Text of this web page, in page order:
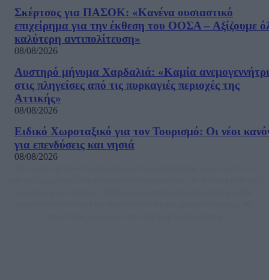
Σκέρτσος για ΠΑΣΟΚ: «Κανένα ουσιαστικό
επιχείρημα για την έκθεση του ΟΟΣΑ – Αξίζουμε
καλύτερη αντιπολίτευση»
08/08/2026
Αυστηρό μήνυμα Χαρδαλιά: «Καμία
στις πληγείσες από τις πυρκαγιές περιοχές της
Αττικής»
08/08/2026
Ειδικό Χωροταξικό για τον Τουρισμό: Οι νέοι
για επενδύσεις και νησιά
08/08/2026